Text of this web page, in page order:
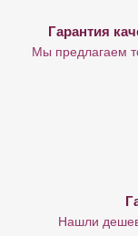
Гарантия
Мы предлагаем
Нашли